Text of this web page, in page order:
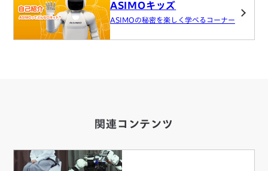
ASIMOキッズ
ASIMOの秘密を楽しく学べるコーナー
関連コンテンツ